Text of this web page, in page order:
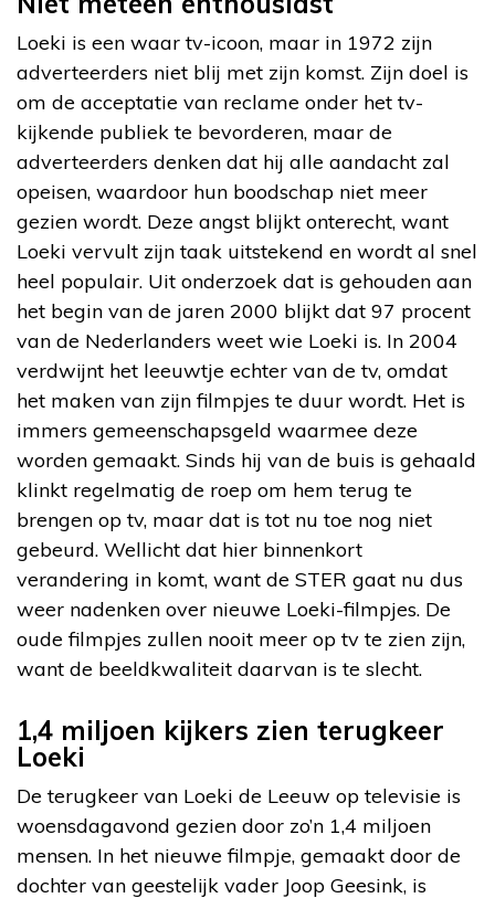
Loeki is een waar tv-icoon, maar in 1972 zijn
adverteerders niet blij met zijn komst. Zijn doel is
om de acceptatie van reclame onder het tv-
kijkende publiek te bevorderen, maar de
adverteerders denken dat hij alle aandacht zal
opeisen, waardoor hun boodschap niet meer
gezien wordt. Deze angst blijkt onterecht, want
Loeki vervult zijn taak uitstekend en wordt al snel
heel populair. Uit onderzoek dat is gehouden aan
het begin van de jaren 2000 blijkt dat 97 procent
van de Nederlanders weet wie Loeki is. In 2004
verdwijnt het leeuwtje echter van de tv, omdat
het maken van zijn filmpjes te duur wordt. Het is
immers gemeenschapsgeld waarmee deze
worden gemaakt. Sinds hij van de buis is gehaald
klinkt regelmatig de roep om hem terug te
brengen op tv, maar dat is tot nu toe nog niet
gebeurd. Wellicht dat hier binnenkort
verandering in komt, want de STER gaat nu dus
weer nadenken over nieuwe Loeki-filmpjes. De
oude filmpjes zullen nooit meer op tv te zien zijn,
want de beeldkwaliteit daarvan is te slecht.
1,4 miljoen kijkers zien terugkeer
Loeki
De terugkeer van Loeki de Leeuw op televisie is
woensdagavond gezien door zo’n 1,4 miljoen
mensen. In het nieuwe filmpje, gemaakt door de
dochter van geestelijk vader Joop Geesink, is